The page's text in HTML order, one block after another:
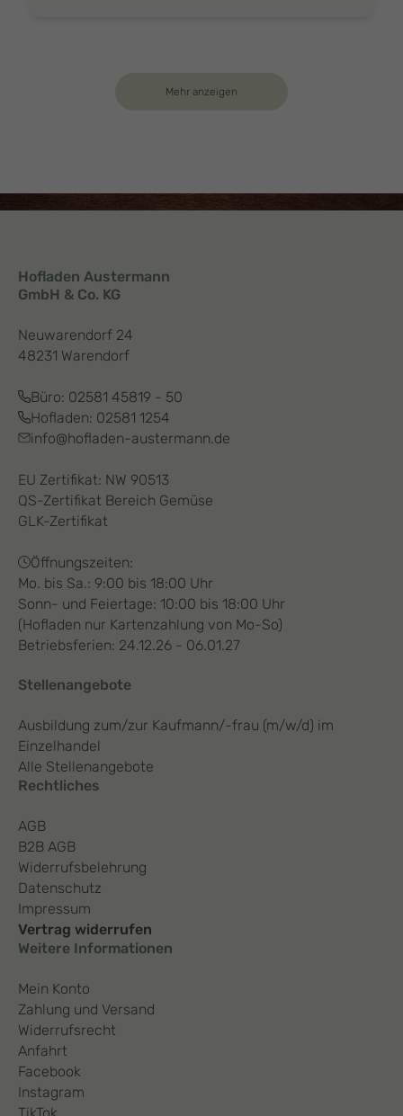
Mehr anzeigen
Hofladen Austermann
GmbH & Co. KG
Neuwarendorf 24
48231 Warendorf
Büro: 02581 45819 - 50
Hofladen: 02581 1254
info@hofladen-austermann.de
EU Zertifikat: NW 90513
QS-Zertifikat Bereich Gemüse
GLK-Zertifikat
Öffnungszeiten:
Mo. bis Sa.: 9:00 bis 18:00 Uhr
Sonn- und Feiertage: 10:00 bis 18:00 Uhr
(Hofladen nur Kartenzahlung von Mo-So)
Betriebsferien: 24.12.26 - 06.01.27
Stellenangebote
Ausbildung zum/zur Kaufmann/-frau (m/w/d) im
Einzelhandel
Alle Stellenangebote
Rechtliches
AGB
B2B AGB
Widerrufsbelehrung
Datenschutz
Impressum
Vertrag widerrufen
Weitere Informationen
Mein Konto
Zahlung und Versand
Widerrufsrecht
Anfahrt
Facebook
Instagram
TikTok